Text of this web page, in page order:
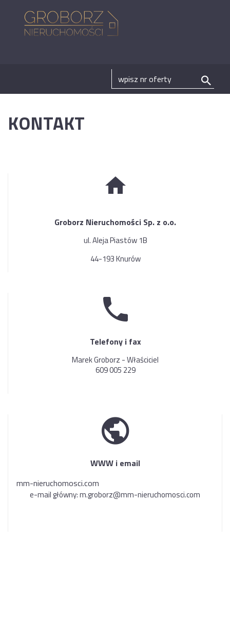
KONTAKT
Groborz Nieruchomości Sp. z o.o.
ul. Aleja Piastów 1B
44-193 Knurów
Telefony i fax
Marek Groborz - Właściciel
609 005 229
WWW i email
mm-nieruchomosci.com
e-mail główny:m.groborz@mm-nieruchomosci.com